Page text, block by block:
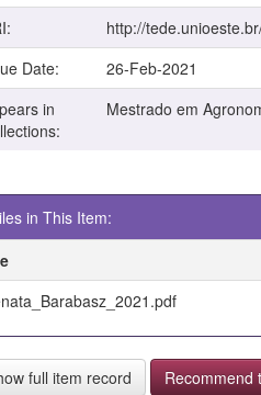
http://
Date:
26-Feb-2021
in
Mestrado em
in This Item:
full item record Recommend